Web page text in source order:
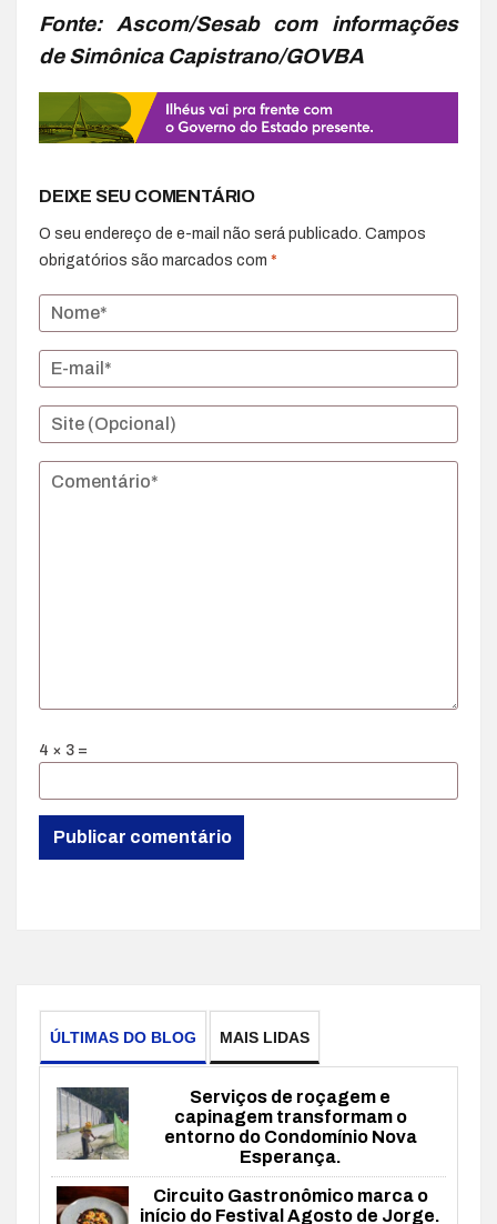
Fonte: Ascom/Sesab com informações
de Simônica Capistrano/GOVBA
DEIXE SEU COMENTÁRIO
O seu endereço de e-mail não será publicado. Campos
obrigatórios são marcados com *
4 × 3 =
ÚLTIMAS DO BLOG MAIS LIDAS
Serviços de roçagem e
capinagem transformam o
entorno do Condomínio Nova
Esperança.
Circuito Gastronômico marca o
início do Festival Agosto de Jorge.